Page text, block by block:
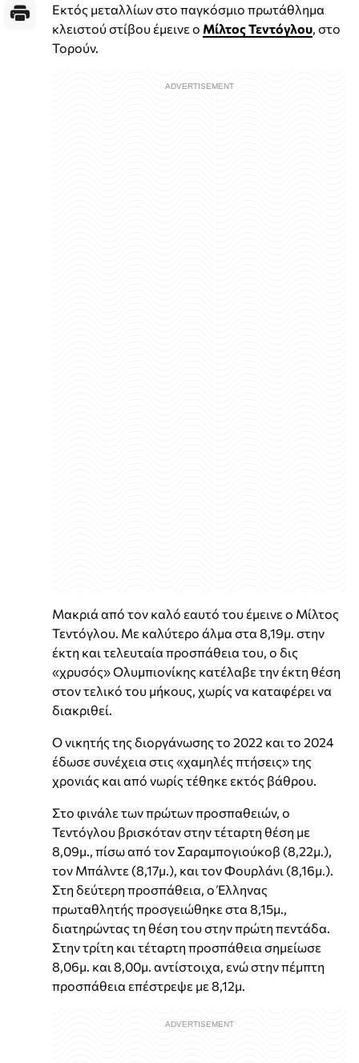
Εκτός μεταλλίων στο παγκόσμιο πρωτάθλημα
κλειστού στίβου έμεινε ο Μίλτος Τεντόγλου , στο
Τορούν.
Μακριά από τον καλό εαυτό του έμεινε ο Μίλτος
Τεντόγλου. Με καλύτερο άλμα στα 8,19μ. στην
έκτη και τελευταία προσπάθεια του, ο δις
«χρυσός» Ολυμπιονίκης κατέλαβε την έκτη θέση
στον τελικό του μήκους, χωρίς να καταφέρει να
διακριθεί.
Ο νικητής της διοργάνωσης το 2022 και το 2024
έδωσε συνέχεια στις «χαμηλές πτήσεις» της
χρονιάς και από νωρίς τέθηκε εκτός βάθρου.
Στο φινάλε των πρώτων προσπαθειών, ο
Τεντόγλου βρισκόταν στην τέταρτη θέση με
8,09μ., πίσω από τον Σαραμπογιούκοβ (8,22μ.),
τον Μπάλντε (8,17μ.), και τον Φουρλάνι (8,16μ.).
Στη δεύτερη προσπάθεια, ο Έλληνας
πρωταθλητής προσγειώθηκε στα 8,15μ.,
διατηρώντας τη θέση του στην πρώτη πεντάδα.
Στην τρίτη και τέταρτη προσπάθεια σημείωσε
8,06μ. και 8,00μ. αντίστοιχα, ενώ στην πέμπτη
προσπάθεια επέστρεψε με 8,12μ.